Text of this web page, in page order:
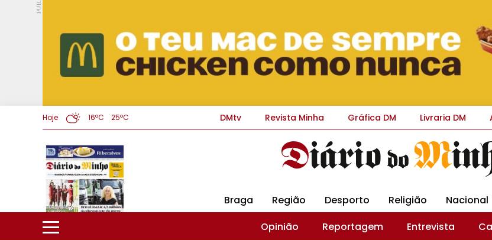
PUB.
Hoje 16ºC 25ºC DMtv Revista Minha Gráfica DM Livraria DM
Braga Região Desporto Religião Nacional
Opinião
Reportagem Entrevista